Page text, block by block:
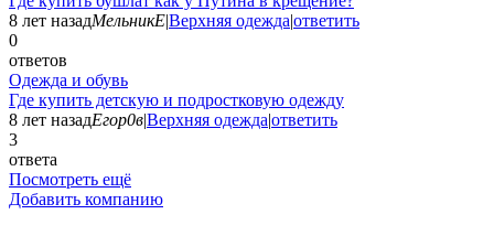
8 лет назадМельникЕ|Верхняя одежда|ответить
0
ответов
Одежда и обувь
Где купить детскую и подростковую одежду
8 лет назадЕгор0в|Верхняя одежда|ответить
3
ответа
Посмотреть ещё
Добавить компанию